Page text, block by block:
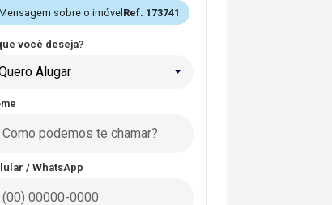
sobre o imóvel Ref. 173741
você deseja?
Alugar
/ WhatsApp